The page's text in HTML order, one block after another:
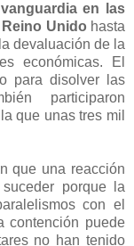
en las
Unido hasta
devaluación de la
económicas. El
para disolver las
participaron
que unas tres mil
que una reacción
porque la
con el
contención puede
no han tenido